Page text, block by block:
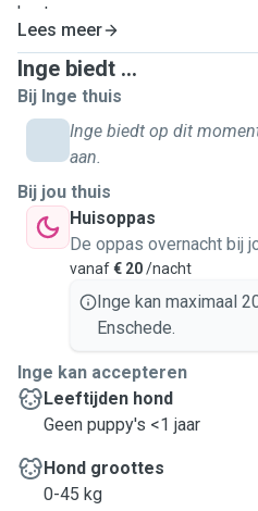
kunt.
Lees meer
Inge biedt ...
Bij Inge thuis
Inge biedt op dit
aan.
Bij jou thuis
Huisoppas
De oppas overnacht bij
vanaf€ 20/nacht
Inge kan maximaal
Enschede.
Inge kan accepteren
Leeftijden hond
Geen puppy's <1 jaar
Hond groottes
0-45 kg